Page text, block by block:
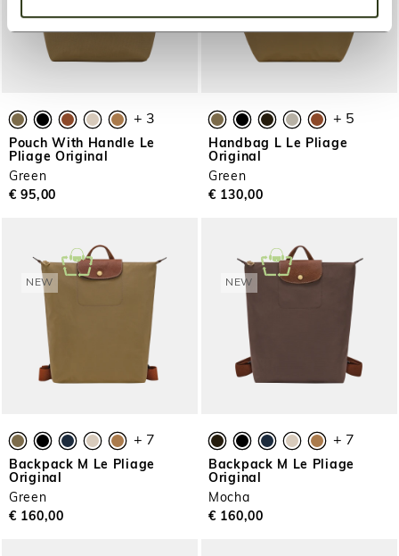
+ 3
Pouch With Handle Le
Pliage Original
Green
€ 95,00
+ 5
Handbag L Le Pliage
Original
Green
€ 130,00
NEW
+ 7
Backpack M Le Pliage
Original
Green
€ 160,00
NEW
+ 7
Backpack M Le Pliage
Original
Mocha
€ 160,00